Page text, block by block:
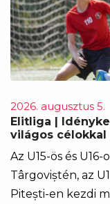
2026. augusztus 5.
Elitliga |
világos célokkal
Az U15-ös és
Târgoviștén, az
Pitești-en kezdi